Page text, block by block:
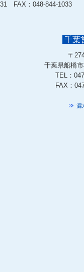
FAX：048-844-1033
千葉
〒
千葉県船橋
TEL：
FAX：
漏